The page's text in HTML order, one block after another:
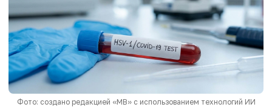
Фото: создано редакцией «МВ» с использованием технологий ИИ